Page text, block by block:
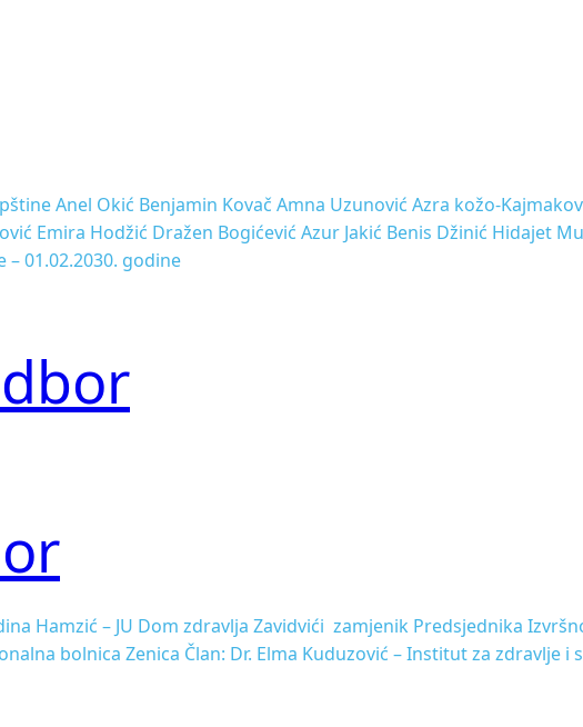
Anel Okić Benjamin Kovač Amna Uzunović Azra kožo-
Emira Hodžić Dražen Bogićević Azur Jakić Benis Džinić Hidajet
01.02.2030. godine
Hamzić – JU Dom zdravlja Zavidvići zamjenik Predsjednika
bolnica Zenica Član: Dr. Elma Kuduzović – Institut za zdravlje